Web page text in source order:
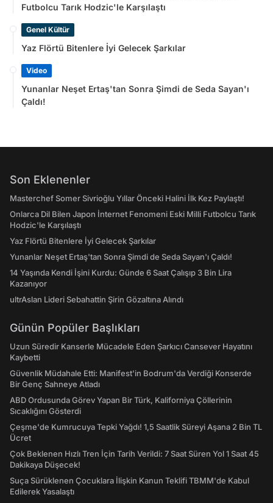
Futbolcu Tarık Hodzic'le Karşılaştı
Genel Kültür
Yaz Flörtü Bitenlere İyi Gelecek Şarkılar
Video
Yunanlar Neşet Ertaş'tan Sonra Şimdi de Seda Sayan'ı
Çaldı!
Son Eklenenler
Masterchef Somer Sivrioğlu Yıllar Önceki Halini İlk Kez Paylaştı!
Onlarca Dil Bilen Japon İnternet Fenomeni Eski Milli Futbolcu Tarık
Hodzic'le Karşılaştı
Yaz Flörtü Bitenlere İyi Gelecek Şarkılar
Yunanlar Neşet Ertaş'tan Sonra Şimdi de Seda Sayan'ı Çaldı!
14 Yaşında Kendi İşini Kurdu: Günde 6 Saat Çalışıp 3 Bin Lira
Kazanıyor
ultrAslan Lideri Sebahattin Şirin Gözaltına Alındı
Günün Popüler Başlıkları
Uzun Süredir Kanserle Mücadele Eden Şarkıcı Cansever Hayatını
Kaybetti
Güvenlik Müdahale Etti: Manifest'in Bodrum'da Verdiği Konserde
Bir Genç Sahneye Atladı
ABD Ordusunda Görev Yapan Bir Türk, Kaliforniya Çöllerinin
Sıcaklığını Gösterdi
Çeşme'de Kumrucuya Tepki Yağdı! 1,5 Saatlik Süreyi Aşana 2 Bin TL
Ücret
Çok Beklenen Hızlı Tren İçin Tarih Verildi: 7 Saat Süren Yol 1 Saat 45
Dakikaya Düşecek!
Suça Sürüklenen Çocuklara İlişkin Kanun Teklifi TBMM'de Kabul
Edilerek Yasalaştı